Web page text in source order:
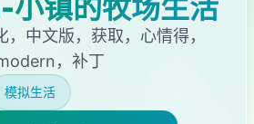
镇的牧场生活
，中文版，获取，心情得，
，补丁
模拟生活